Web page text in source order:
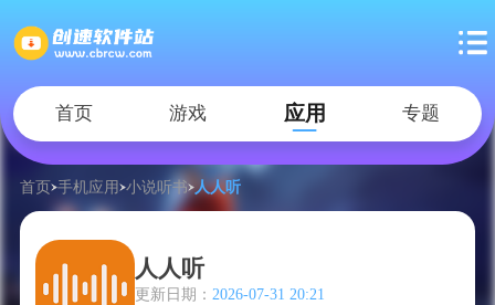
首页 游戏 应用 专题
首页 手机应用 小说听书 人人听
人人听
更新日期： 2026-07-31 20:21